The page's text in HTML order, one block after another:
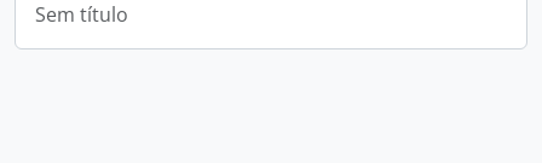
Sem título